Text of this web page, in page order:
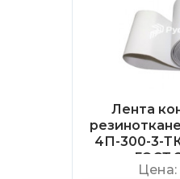
Лента
4П-300-3-
ГОСТ
Цена: